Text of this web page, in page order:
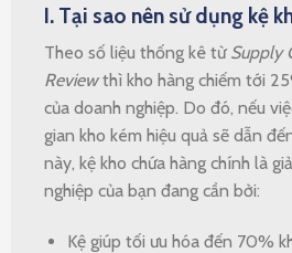
I. Tại sao nên sử dụng kệ
Theo số liệu thống kê từ Supply
Reviewthì kho hàng chiếm tới
của doanh nghiệp. Do đó, nếu
gian kho kém hiệu quả sẽ dẫn
này, kệ kho chứa hàng chính là
nghiệp của bạn đang cần bởi:
Kệ giúp tối ưu hóa đến 70%